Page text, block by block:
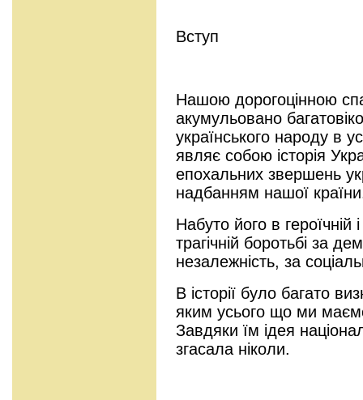
Вступ
Нашою дорогоцінною
акумульовано
українського народу в
являє собою історія
епохальних звершень
надбанням нашої
Набуто його в
трагічній боротьбі за
незалежність, за
В історії було багато
яким усього що ми
Завдяки їм ідея
згасала ніколи.